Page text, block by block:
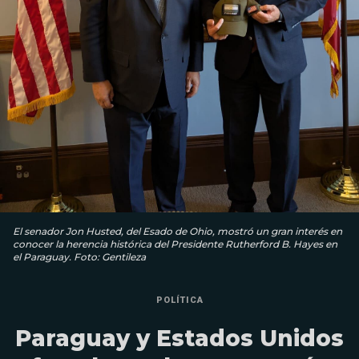
El senador Jon Husted, del Esado de Ohio, mostró un gran interés en
conocer la herencia histórica del Presidente Rutherford B. Hayes en
el Paraguay. Foto: Gentileza
POLÍTICA
Paraguay y Estados Unidos